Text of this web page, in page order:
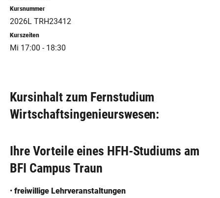
Kursinhalt zum Fernstudium
Wirtschaftsingenieurswesen:
Ihre Vorteile eines HFH-Studiums am
BFI Campus Traun
• freiwillige Lehrveranstaltungen
Kursnummer
2026L TRH23412
Kurszeiten
Mi 17:00 - 18:30